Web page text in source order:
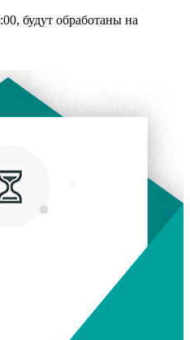
будут обработаны на